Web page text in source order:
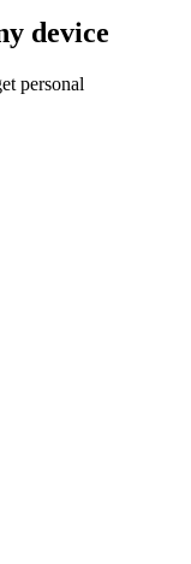
device
personal